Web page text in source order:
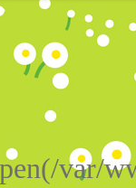
var/